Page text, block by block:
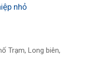
nhỏ
Trạm, Long biên,